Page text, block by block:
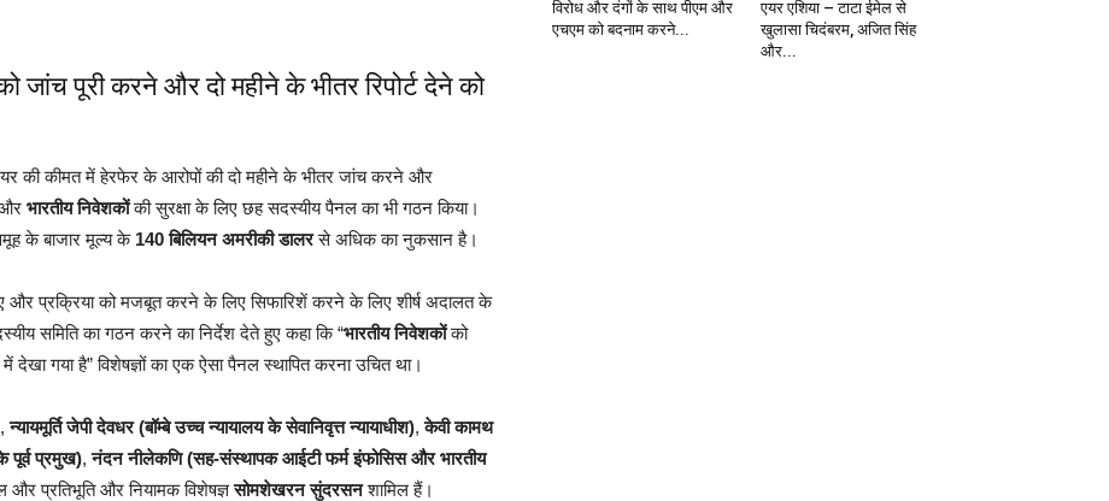
जांच पूरी करने और दो महीने के भीतर रिपोर्ट देने को
की कीमत में हेरफेर के आरोपों की दो महीने के भीतर जांच करने और
भारतीय निवेशकोंकी सुरक्षा के लिए छह सदस्यीय पैनल का भी गठन किया।
के बाजार मूल्य के 140 बिलियन अमरीकी डालरसे अधिक का नुकसान है।
और प्रक्रिया को मजबूत करने के लिए सिफारिशें करने के लिए शीर्ष अदालत के
समिति का गठन करने का निर्देश देते हुए कहा कि “भारतीय निवेशकोंको
गया है” विशेषज्ञों का एक ऐसा पैनल स्थापित करना उचित था।
,न्यायमूर्ति जेपी देवधर (बॉम्बे उच्च न्यायालय के सेवानिवृत्त न्यायाधीश),केवी कामथ
पूर्व प्रमुख),नंदन नीलेकणि (सह-संस्थापक आईटी फर्म इंफोसिस और भारतीय
प्रतिभूति और नियामक विशेषज्ञसोमशेखरन सुंदरसनशामिल हैं।
विरोध और दंगों के साथ पीएम और
एचएम को बदनाम करने...
एयर एशिया – टाटा ईमेल से
खुलासा चिदंबरम, अजित सिंह
और...